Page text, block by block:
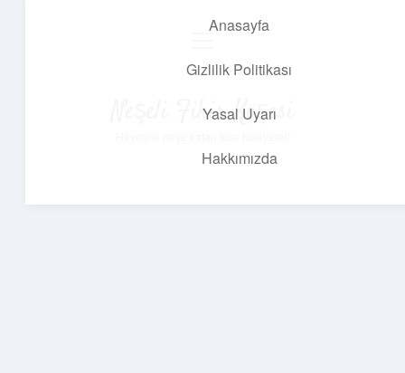
Anasayfa
Gizlilik Politikası
Yasal Uyarı
Hakkımızda
Neşeli Fikir Köşesi